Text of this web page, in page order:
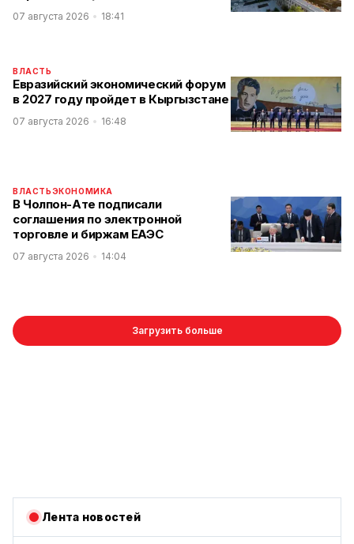
07 августа 2026 18:41
ВЛАСТЬ
Евразийский экономический форум
в 2027 году пройдет в Кыргызстане
07 августа 2026 16:48
ВЛАСТЬЭКОНОМИКА
В Чолпон-Ате подписали
соглашения по электронной
торговле и биржам ЕАЭС
07 августа 2026 14:04
Загрузить больше
Лента новостей